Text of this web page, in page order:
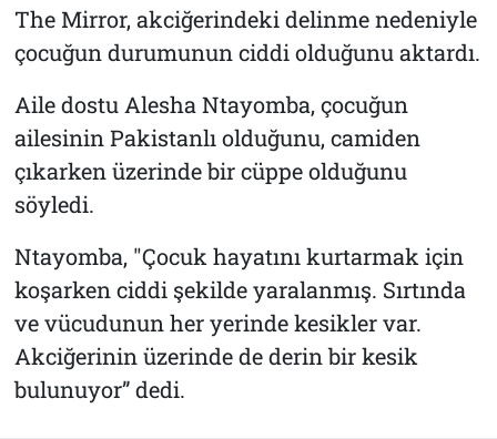
The Mirror, akciğerindeki delinme nedeniyle
çocuğun durumunun ciddi olduğunu aktardı.
Aile dostu Alesha Ntayomba, çocuğun
ailesinin Pakistanlı olduğunu, camiden
çıkarken üzerinde bir cüppe olduğunu
söyledi.
Ntayomba, "Çocuk hayatını kurtarmak için
koşarken ciddi şekilde yaralanmış. Sırtında
ve vücudunun her yerinde kesikler var.
Akciğerinin üzerinde de derin bir kesik
bulunuyor” dedi.